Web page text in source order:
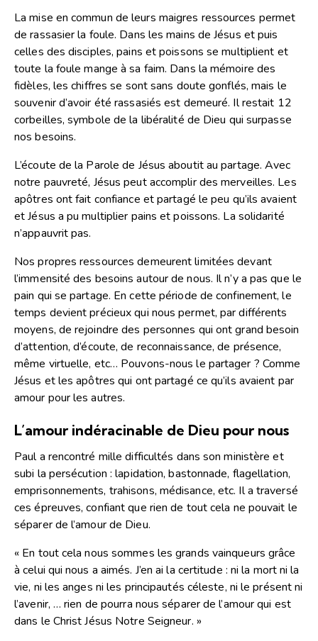
La mise en commun de leurs maigres ressources permet
de rassasier la foule. Dans les mains de Jésus et puis
celles des disciples, pains et poissons se multiplient et
toute la foule mange à sa faim. Dans la mémoire des
fidèles, les chiffres se sont sans doute gonflés, mais le
souvenir d’avoir été rassasiés est demeuré. Il restait 12
corbeilles, symbole de la libéralité de Dieu qui surpasse
nos besoins.
L’écoute de la Parole de Jésus aboutit au partage. Avec
notre pauvreté, Jésus peut accomplir des merveilles. Les
apôtres ont fait confiance et partagé le peu qu’ils avaient
et Jésus a pu multiplier pains et poissons. La solidarité
n’appauvrit pas.
Nos propres ressources demeurent limitées devant
l’immensité des besoins autour de nous. Il n’y a pas que le
pain qui se partage. En cette période de confinement, le
temps devient précieux qui nous permet, par différents
moyens, de rejoindre des personnes qui ont grand besoin
d’attention, d’écoute, de reconnaissance, de présence,
même virtuelle, etc… Pouvons-nous le partager ? Comme
Jésus et les apôtres qui ont partagé ce qu’ils avaient par
amour pour les autres.
L’amour indéracinable de Dieu pour nous
Paul a rencontré mille difficultés dans son ministère et
subi la persécution : lapidation, bastonnade, flagellation,
emprisonnements, trahisons, médisance, etc. Il a traversé
ces épreuves, confiant que rien de tout cela ne pouvait le
séparer de l’amour de Dieu.
« En tout cela nous sommes les grands vainqueurs grâce
à celui qui nous a aimés. J’en ai la certitude : ni la mort ni la
vie, ni les anges ni les principautés céleste, ni le présent ni
l’avenir, … rien de pourra nous séparer de l’amour qui est
dans le Christ Jésus Notre Seigneur. »